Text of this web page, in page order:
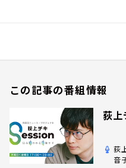
この記事の番組情報
荻
荻
音